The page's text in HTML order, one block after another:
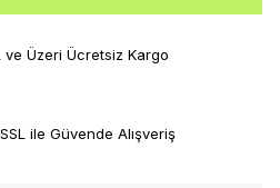
ve Üzeri Ücretsiz Kargo
ile Güvende Alışveriş